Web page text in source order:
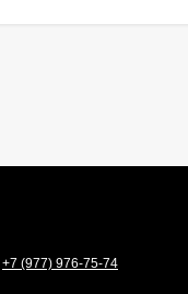
+7 (977) 976-75-74